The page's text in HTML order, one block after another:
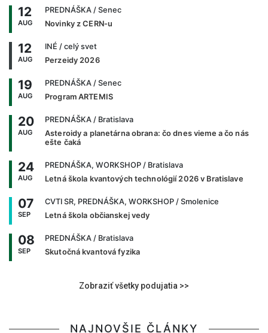
12
AUG
PREDNÁŠKA / Senec
Novinky z CERN-u
12
AUG
INÉ / celý svet
Perzeidy 2026
19
AUG
PREDNÁŠKA / Senec
Program ARTEMIS
20
AUG
PREDNÁŠKA / Bratislava
Asteroidy a planetárna obrana: čo dnes vieme a čo nás
ešte čaká
24
AUG
PREDNÁŠKA, WORKSHOP / Bratislava
Letná škola kvantových technológií 2026 v Bratislave
07
SEP
CVTI SR, PREDNÁŠKA, WORKSHOP / Smolenice
Letná škola občianskej vedy
08
SEP
PREDNÁŠKA / Bratislava
Skutočná kvantová fyzika
Zobraziť všetky podujatia >>
NAJNOVŠIE ČLÁNKY